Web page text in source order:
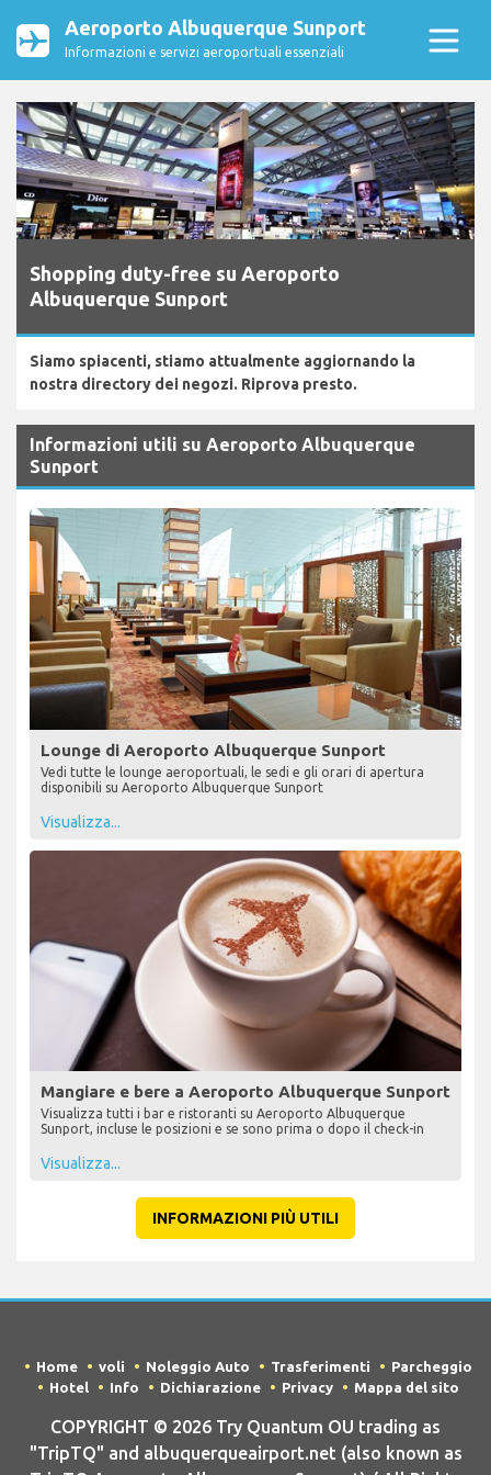
Aeroporto Albuquerque Sunport
Informazioni e servizi aeroportuali essenziali
Shopping duty-free su Aeroporto
Albuquerque Sunport
Siamo spiacenti, stiamo attualmente aggiornando la
nostra directory dei negozi. Riprova presto.
Informazioni utili su Aeroporto Albuquerque
Sunport
Lounge di Aeroporto Albuquerque Sunport
Vedi tutte le lounge aeroportuali, le sedi e gli orari di apertura
disponibili su Aeroporto Albuquerque Sunport
Visualizza...
Mangiare e bere a Aeroporto Albuquerque Sunport
Visualizza tutti i bar e ristoranti su Aeroporto Albuquerque
Sunport, incluse le posizioni e se sono prima o dopo il check-in
Visualizza...
INFORMAZIONI PIÙ UTILI
Home voli Noleggio Auto Trasferimenti
Parcheggio
Hotel
Info Dichiarazione Privacy Mappa del sito
COPYRIGHT © 2026 Try Quantum OU trading as
"TripTQ" and albuquerqueairport.net (also known as